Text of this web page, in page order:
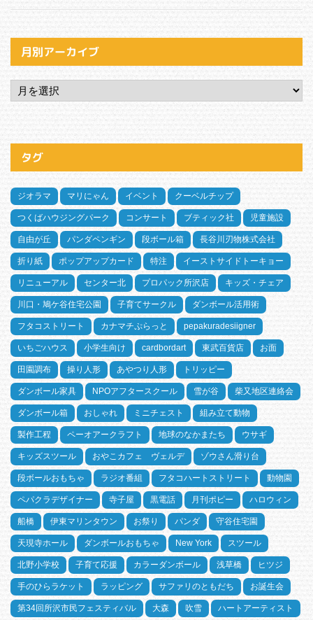
月別アーカイブ
タグ
ジオラマ マリにゃん イベント クーベルチップ
つくばハウジングパーク コンサート ブティック社 児童施設
自由が丘 パンダペンギン 段ボール箱 長谷川刃物株式会社
折り紙 ポップアップカード 特注 イーストサイドトーキョー
リニューアル センター北 プロパック所沢店 キッズ・チェア
川口・鳩ケ谷住宅公園 子育てサークル ダンボール活用術
フタコストリート カナマチぷらっと pepakuradesiigner
いちごハウス 小学生向け cardbordart 東武百貨店 お面
田園調布 操り人形 あやつり人形 トリッピー
ダンボール家具 NPOアフタースクール 雪が谷 柴又地区連絡会
ダンボール箱 おしゃれ ミニチェスト 組み立て動物
製作工程 ペーオアークラフト 地球のなかまたち ウサギ
キッズスツール おやこカフェ ヴェルデ ゾウさん滑り台
段ボールおもちゃ ラジオ番組 フタコハートストリート 動物園
ペパクラデザイナー 寺子屋 黒電話 月刊ポピー ハロウィン
船橋 伊東マリンタウン お祭り パンダ 守谷住宅園
天現寺ホール ダンボールおもちゃ New York スツール
北野小学校 子育て応援 カラーダンボール 浅草橋 ヒツジ
手のひらラケット ラッピング サファリのともだち お誕生会
第34回所沢市民フェスティバル 大森 吹雪 ハートアーティスト